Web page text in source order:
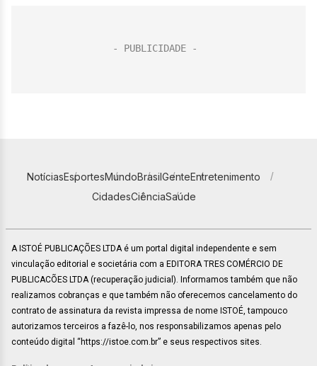
NotíciasEsportesMundoBrasilGenteEntretenimento
CidadesCiênciaSaúde
A ISTOÉ PUBLICAÇÕES LTDA é um portal digital independente e sem
vinculação editorial e societária com a EDITORA TRES COMÉRCIO DE
PUBLICACÕES LTDA (recuperação judicial). Informamos também que não
realizamos cobranças e que também não oferecemos cancelamento do
contrato de assinatura da revista impressa de nome ISTOÉ, tampouco
autorizamos terceiros a fazê-lo, nos responsabilizamos apenas pelo
conteúdo digital “https://istoe.com.br” e seus respectivos sites.